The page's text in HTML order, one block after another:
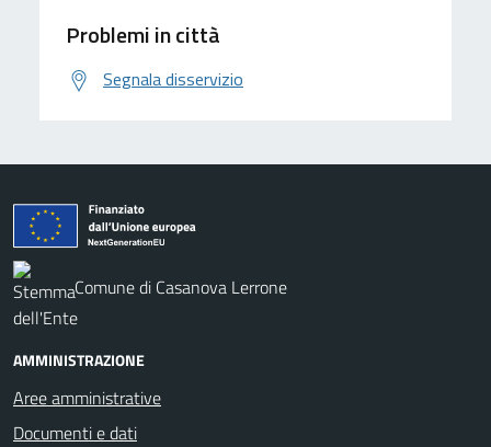
Problemi in città
Segnala disservizio
Comune di Casanova Lerrone
AMMINISTRAZIONE
Aree amministrative
Documenti e dati